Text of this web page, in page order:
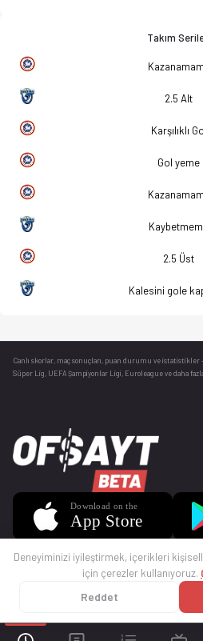
Takım
2.5 Alt
Karşılıklı
Gol yeme
2.5 Üst
Kalesini gole
Canlı skorlar , maç sonuçları, puan durumu ve istatistikler
Süper Lig, UEFA Şampiyonlar Ligi, Euroleague ve daha
© 2025 Ofsayt
Deneyiminizi iyileştirmek, içerikleri
için çerezler kullanıyoruz.
Reddet